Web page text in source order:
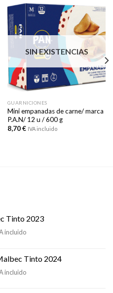
SIN EXISTENCIAS
GUARNICIONES
Mini empanadas de carne/ marca
P.A.N/ 12 u / 600 g
8,70€ IVA incluido
Tinto 2023
€.
incluido
Tinto 2024
incluido